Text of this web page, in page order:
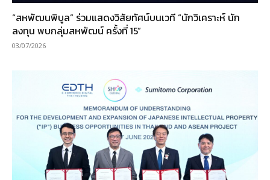
“สหพัฒนพิบูล” ร่วมแสดงวิสัยทัศน์บนเวที “นักวิเคราะห์ นัก
ลงทุน พบกลุ่มสหพัฒน์ ครั้งที่ 15”
03/07/2026